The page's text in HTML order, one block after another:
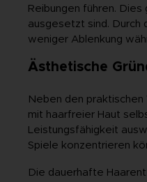
Reibungen führen.
ausgesetzt sind. Durch
weniger Ablenkung
Ästhetische
Neben den
mit haarfreier Haut
Leistungsfähigkeit
Spiele konzentrieren
Die dauerhafte